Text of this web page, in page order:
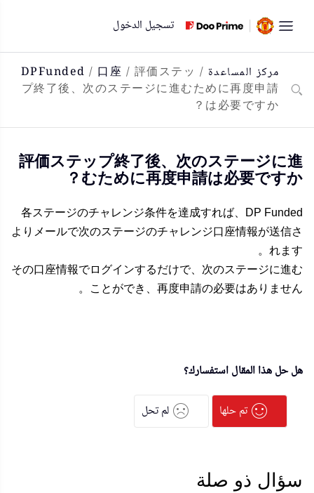
المحتوى
تسجيل الدخول
مركز المساعدة /
DPFunded / 口座 / 評価ステッ
プ終了後、次のステージに進むために再度申請
は必要ですか？
評価ステップ終了後、次のステージに進
むために再度申請は必要ですか？
各ステージのチャレンジ条件を達成すれば、DP Funded
よりメールで次のステージのチャレンジ口座情報が送信さ
れます。
その口座情報でログインするだけで、次のステージに進む
ことができ、再度申請の必要はありません。
هل حل هذا المقال استفسارك؟
تم حلها لم تحل
سؤال ذو صلة